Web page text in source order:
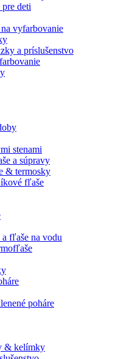
pre deti
vyfarbovanie
a príslušenstvo
stenami
a súpravy
& termosky
fľaše
fľaše na vodu
poháre
& kelímky